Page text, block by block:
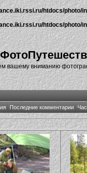
htdocs/photo/
htdocs/photo/
вашему вниманию
Последние комментарии